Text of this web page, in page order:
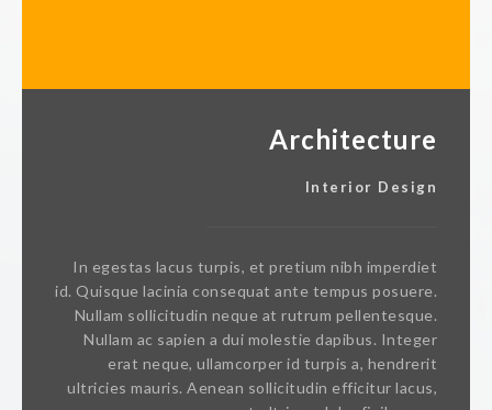
Architecture
Interior Design
In egestas lacus turpis, et pretium nibh imperdiet
id. Quisque lacinia consequat ante tempus posuere.
Nullam sollicitudin neque at rutrum pellentesque.
Nullam ac sapien a dui molestie dapibus. Integer
erat neque, ullamcorper id turpis a, hendrerit
ultricies mauris. Aenean sollicitudin efficitur lacus,